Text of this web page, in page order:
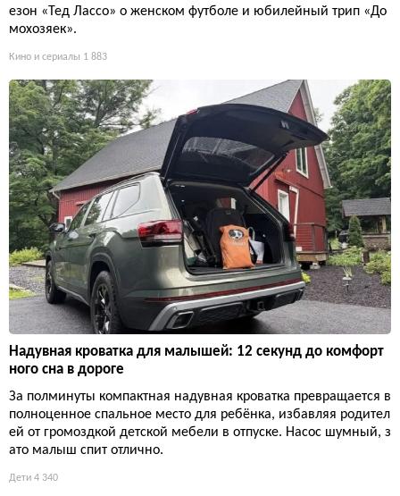
езон «Тед Лассо» о женском футболе и юбилейный трип «До
мохозяек».
Кино и сериалы 1 883
Надувная кроватка для малышей: 12 секунд до комфорт
ного сна в дороге
За полминуты компактная надувная кроватка превращается в
полноценное спальное место для ребёнка, избавляя родител
ей от громоздкой детской мебели в отпуске. Насос шумный, з
ато малыш спит отлично.
Дети 4 340